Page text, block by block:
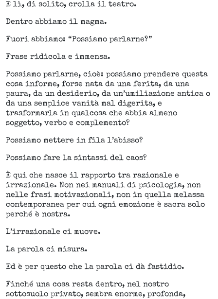
E lì, di solito, crolla il teatro.
Dentro abbiamo il magma.
Fuori abbiamo: “Possiamo parlarne?”
Frase ridicola e immensa.
Possiamo parlarne, cioè: possiamo prendere questa
cosa informe, forse nata da una ferita, da una
paura, da un desiderio, da un’umiliazione antica o
da una semplice vanità mal digerita, e
trasformarla in qualcosa che abbia almeno
soggetto, verbo e complemento?
Possiamo mettere in fila l’abisso?
Possiamo fare la sintassi del caos?
È qui che nasce il rapporto tra razionale e
irrazionale. Non nei manuali di psicologia, non
nelle frasi motivazionali, non in quella melassa
contemporanea per cui ogni emozione è sacra solo
perché è nostra.
L’irrazionale ci muove.
La parola ci misura.
Ed è per questo che la parola ci dà fastidio.
Finché una cosa resta dentro, nel nostro
sottosuolo privato, sembra enorme, profonda,